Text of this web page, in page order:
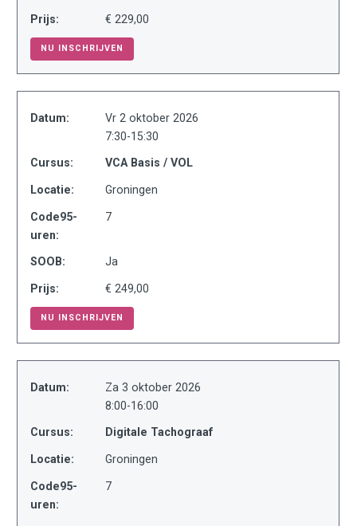
Prijs: € 229,00
NU INSCHRIJVEN
Datum:
Vr 2 oktober 2026
7:30-15:30
Cursus: VCA Basis / VOL
Locatie: Groningen
Code95-
uren:
7
SOOB: Ja
Prijs: € 249,00
NU INSCHRIJVEN
Datum:
Za 3 oktober 2026
8:00-16:00
Cursus: Digitale Tachograaf
Locatie: Groningen
Code95-
uren:
7